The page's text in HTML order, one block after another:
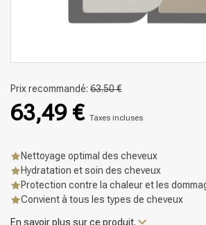
Prix recommandé: 63.50 €
63,49 € Taxes incluses
Nettoyage optimal des cheveux
Hydratation et soin des cheveux
Protection contre la chaleur et les
Convient à tous les types de cheveux
En savoir plus sur ce produit.